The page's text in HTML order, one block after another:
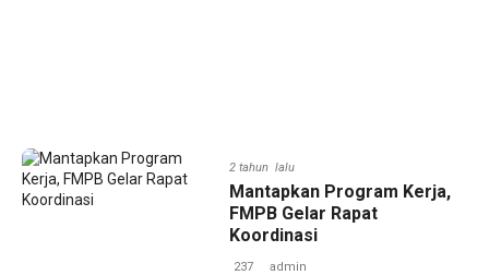
2 tahun lalu
Mantapkan Program Kerja,
FMPB Gelar Rapat
Koordinasi
237 admin